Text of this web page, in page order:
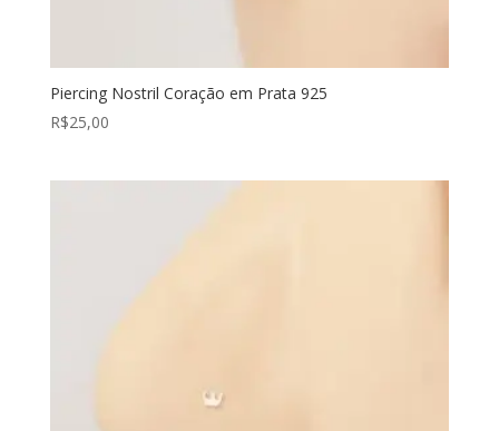
Piercing Nostril Coração em Prata 925
R$25,00